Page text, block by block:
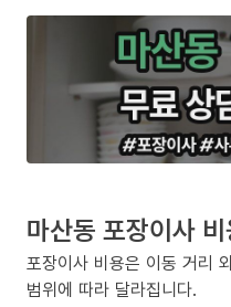
마산동 포장이사
포장이사 비용은 이동 거리
범위에 따라 달라집니다.